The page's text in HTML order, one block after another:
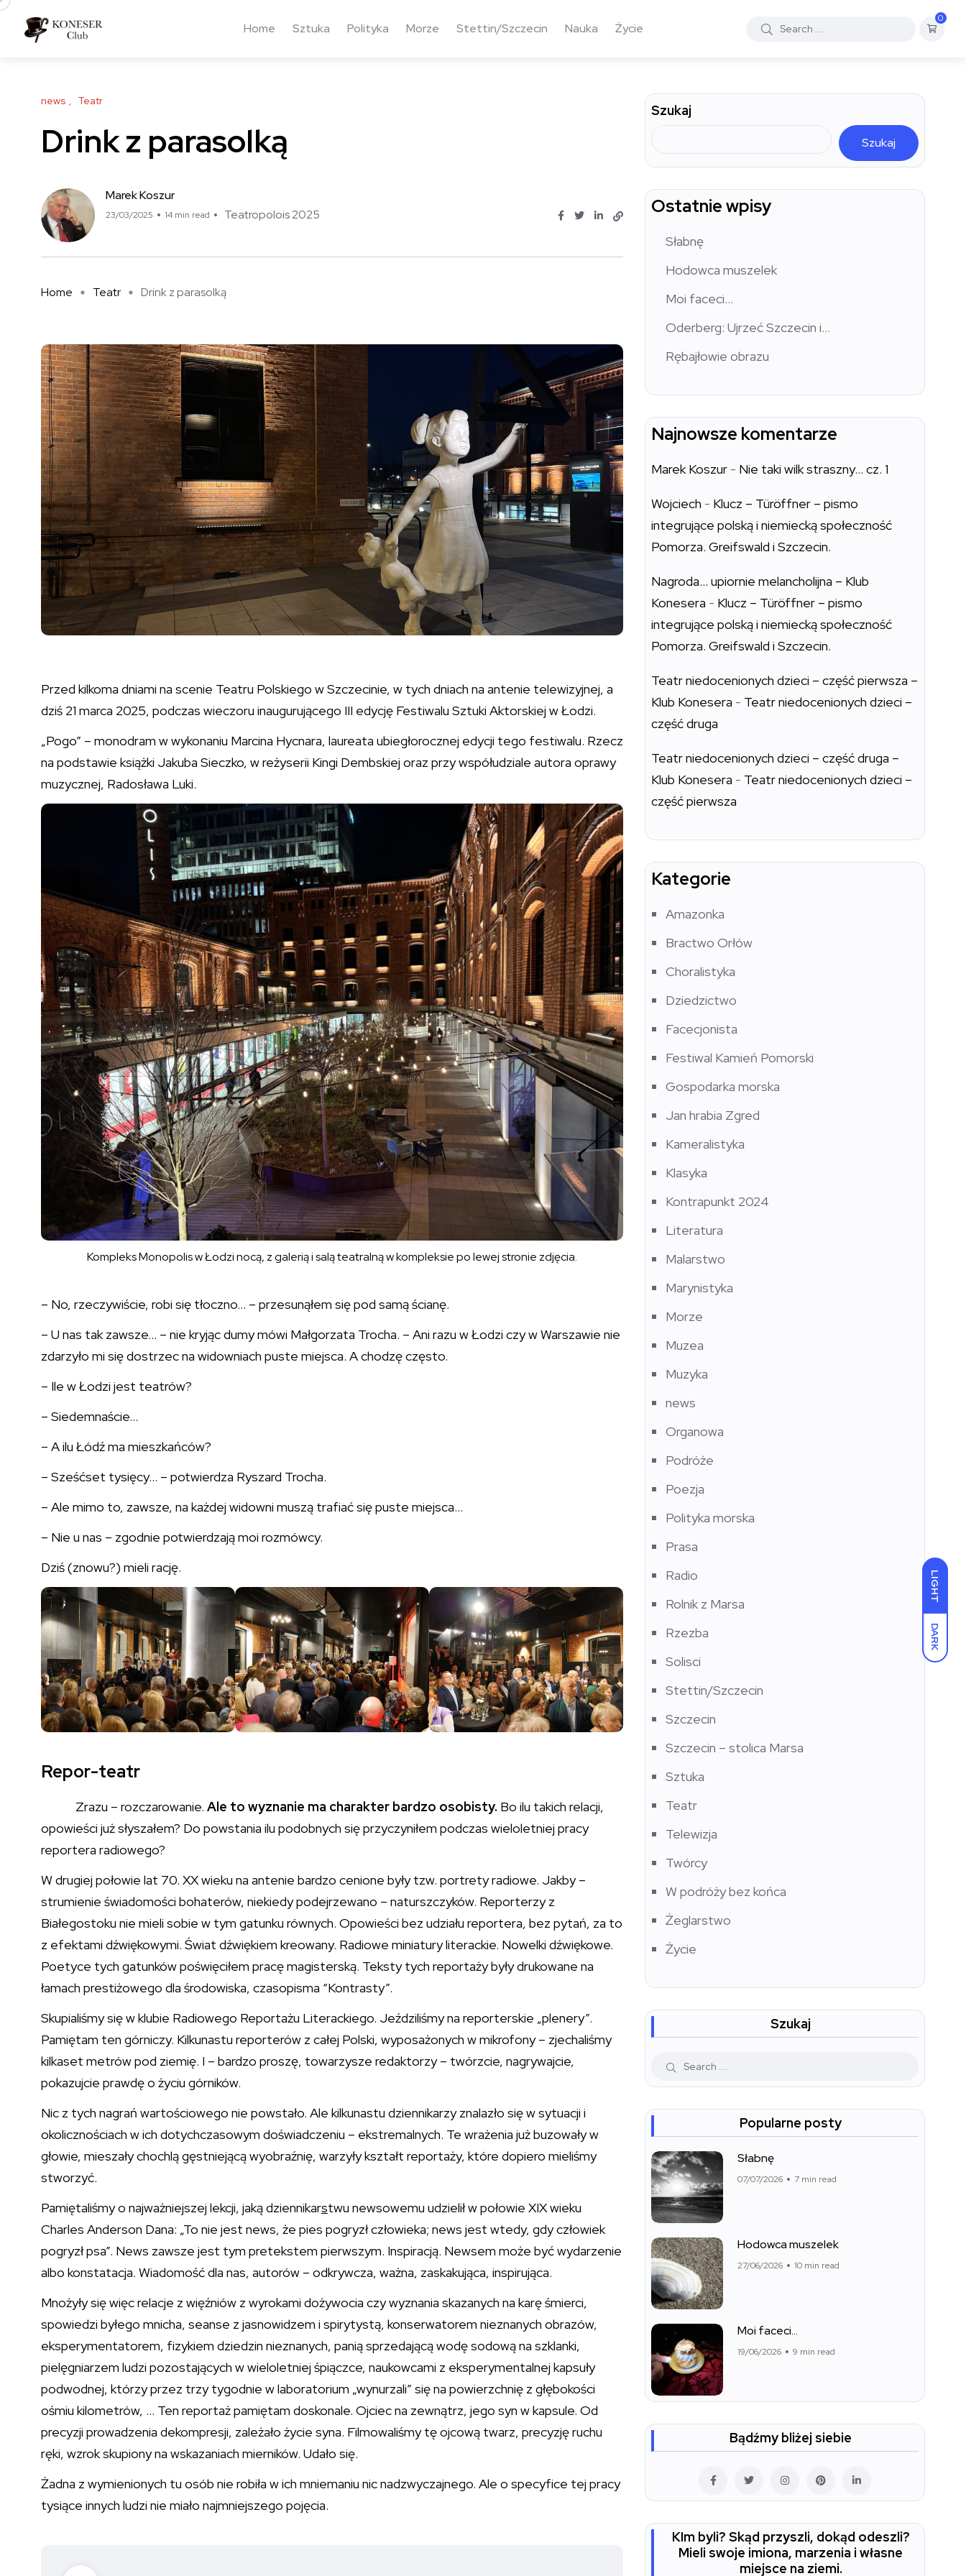
LIGHT
DARK
Home Sztuka Polityka Morze Stettin/Szczecin Nauka Życie
0
news Teatr
Drink z parasolką
Marek Koszur
23/03/2025 14 min read Teatropolois 2025
Home Teatr Drink z parasolką
Przed kilkoma dniami na scenie Teatru Polskiego w Szczecinie, w tych dniach na antenie telewizyjnej, a
dziś 21 marca 2025, podczas wieczoru inaugurującego III edycję Festiwalu Sztuki Aktorskiej w Łodzi.
„Pogo” – monodram w wykonaniu Marcina Hycnara, laureata ubiegłorocznej edycji tego festiwalu. Rzecz
na podstawie książki Jakuba Sieczko, w reżyserii Kingi Dembskiej oraz przy współudziale autora oprawy
muzycznej, Radosława Luki.
Kompleks Monopolis w Łodzi nocą, z galerią i salą teatralną w kompleksie po lewej stronie zdjęcia.
– No, rzeczywiście, robi się tłoczno… – przesunąłem się pod samą ścianę.
– U nas tak zawsze… – nie kryjąc dumy mówi Małgorzata Trocha. – Ani razu w Łodzi czy w Warszawie nie
zdarzyło mi się dostrzec na widowniach puste miejsca. A chodzę często.
– Ile w Łodzi jest teatrów?
– Siedemnaście…
– A ilu Łódź ma mieszkańców?
– Sześćset tysięcy… – potwierdza Ryszard Trocha.
– Ale mimo to, zawsze, na każdej widowni muszą trafiać się puste miejsca…
– Nie u nas – zgodnie potwierdzają moi rozmówcy.
Dziś (znowu?) mieli rację.
Repor-teatr
Zrazu – rozczarowanie. Ale to wyznanie ma charakter bardzo osobisty. Bo ilu takich relacji,
opowieści już słyszałem? Do powstania ilu podobnych się przyczyniłem podczas wieloletniej pracy
reportera radiowego?
W drugiej połowie lat 70. XX wieku na antenie bardzo cenione były tzw. portrety radiowe. Jakby –
strumienie świadomości bohaterów, niekiedy podejrzewano – naturszczyków. Reporterzy z
Białegostoku nie mieli sobie w tym gatunku równych. Opowieści bez udziału reportera, bez pytań, za to
z efektami dźwiękowymi. Świat dźwiękiem kreowany. Radiowe miniatury literackie. Nowelki dźwiękowe.
Poetyce tych gatunków poświęciłem pracę magisterską. Teksty tych reportaży były drukowane na
łamach prestiżowego dla środowiska, czasopisma “Kontrasty”.
Skupialiśmy się w klubie Radiowego Reportażu Literackiego. Jeździliśmy na reporterskie „plenery”.
Pamiętam ten górniczy. Kilkunastu reporterów z całej Polski, wyposażonych w mikrofony – zjechaliśmy
kilkaset metrów pod ziemię. I – bardzo proszę, towarzysze redaktorzy – twórzcie, nagrywajcie,
pokazujcie prawdę o życiu górników.
Nic z tych nagrań wartościowego nie powstało. Ale kilkunastu dziennikarzy znalazło się w sytuacji i
okolicznościach w ich dotychczasowym doświadczeniu – ekstremalnych. Te wrażenia już buzowały w
głowie, mieszały chochlą gęstniejącą wyobraźnię, warzyły kształt reportaży, które dopiero mieliśmy
stworzyć.
Pamiętaliśmy o najważniejszej lekcji, jaką dziennikarstwu newsowemu udzielił w połowie XIX wieku
Charles Anderson Dana: „To nie jest news, że pies pogryzł człowieka; news jest wtedy, gdy człowiek
pogryzł psa”. News zawsze jest tym pretekstem pierwszym. Inspiracją. Newsem może być wydarzenie
albo konstatacja. Wiadomość dla nas, autorów – odkrywcza, ważna, zaskakująca, inspirująca.
Mnożyły się więc relacje z więźniów z wyrokami dożywocia czy wyznania skazanych na karę śmierci,
spowiedzi byłego mnicha, seanse z jasnowidzem i spirytystą, konserwatorem nieznanych obrazów,
eksperymentatorem, fizykiem dziedzin nieznanych, panią sprzedającą wodę sodową na szklanki,
pielęgniarzem ludzi pozostających w wieloletniej śpiączce, naukowcami z eksperymentalnej kapsuły
podwodnej, którzy przez trzy tygodnie w laboratorium „wynurzali” się na powierzchnię z głębokości
ośmiu kilometrów, … Ten reportaż pamiętam doskonale. Ojciec na zewnątrz, jego syn w kapsule. Od
precyzji prowadzenia dekompresji, zależało życie syna. Filmowaliśmy tę ojcową twarz, precyzję ruchu
ręki, wzrok skupiony na wskazaniach mierników. Udało się.
Żadna z wymienionych tu osób nie robiła w ich mniemaniu nic nadzwyczajnego. Ale o specyfice tej pracy
tysiące innych ludzi nie miało najmniejszego pojęcia.
Szukaj
Szukaj
Ostatnie wpisy
Słabnę
Hodowca muszelek
Moi faceci…
Oderberg: Ujrzeć Szczecin i…
Rębajłowie obrazu
Najnowsze komentarze
Marek Koszur - Nie taki wilk straszny… cz. 1
Wojciech - Klucz – Türöffner – pismo
integrujące polską i niemiecką społeczność
Pomorza. Greifswald i Szczecin.
Nagroda… upiornie melancholijna – Klub
Konesera - Klucz – Türöffner – pismo
integrujące polską i niemiecką społeczność
Pomorza. Greifswald i Szczecin.
Teatr niedocenionych dzieci – część pierwsza –
Klub Konesera - Teatr niedocenionych dzieci –
część druga
Teatr niedocenionych dzieci – część druga –
Klub Konesera - Teatr niedocenionych dzieci –
część pierwsza
Kategorie
Amazonka
Bractwo Orłów
Choralistyka
Dziedzictwo
Facecjonista
Festiwal Kamień Pomorski
Gospodarka morska
Jan hrabia Zgred
Kameralistyka
Klasyka
Kontrapunkt 2024
Literatura
Malarstwo
Marynistyka
Morze
Muzea
Muzyka
news
Organowa
Podróże
Poezja
Polityka morska
Prasa
Radio
Rolnik z Marsa
Rzezba
Solisci
Stettin/Szczecin
Szczecin
Szczecin – stolica Marsa
Sztuka
Teatr
Telewizja
Twórcy
W podróży bez końca
Żeglarstwo
Życie
Szukaj
Popularne posty
Słabnę
07/07/2026 7 min read
Hodowca muszelek
27/06/2026 10 min read
Moi faceci…
19/06/2026 9 min read
Bądźmy bliżej siebie
KIm byli? Skąd przyszli, dokąd odeszli?
Mieli swoje imiona, marzenia i własne
miejsce na ziemi.